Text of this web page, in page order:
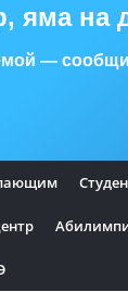
яма на
—